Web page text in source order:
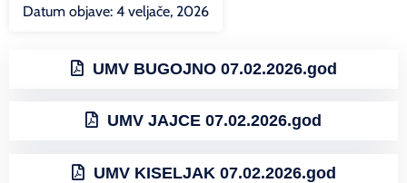
Datum objave: 4 veljače, 2026
UMV BUGOJNO 07.02.2026.god
UMV JAJCE 07.02.2026.god
UMV KISELJAK 07.02.2026.god